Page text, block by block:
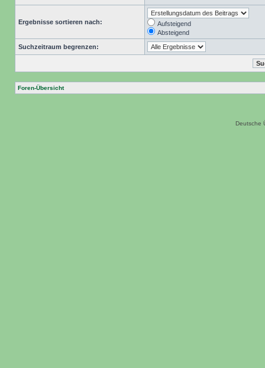
Ergebnisse sortieren nach:
Aufsteigend
Absteigend
Suchzeitraum begrenzen:
Foren-Übersicht
Deutsche